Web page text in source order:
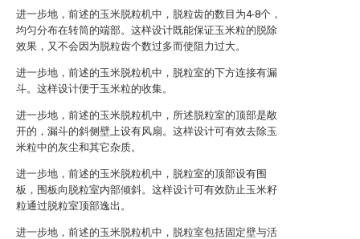
进一步地，前述的玉米脱粒机中，脱粒齿的数目为4-8个，
均匀分布在转筒的端部。这样设计既能保证玉米粒的脱除
效果，又不会因为脱粒齿个数过多而使阻力过大。
进一步地，前述的玉米脱粒机中，脱粒室的下方连接有漏
斗。这样设计便于玉米粒的收集。
进一步地，前述的玉米脱粒机中，所述脱粒室的顶部是敞
开的，漏斗的斜侧壁上设有风扇。这样设计可有效去除玉
米粒中的灰尘和其它杂质。
进一步地，前述的玉米脱粒机中，脱粒室的顶部设有围
板，围板向脱粒室内部倾斜。这样设计可有效防止玉米籽
粒通过脱粒室顶部逸出。
进一步地，前述的玉米脱粒机中，脱粒室包括固定壁与活